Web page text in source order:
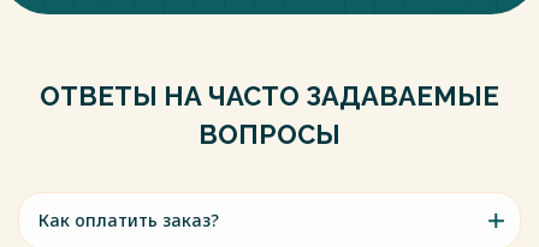
ОТВЕТЫ НА ЧАСТО ЗАДАВАЕМЫЕ
ВОПРОСЫ
Как оплатить заказ?